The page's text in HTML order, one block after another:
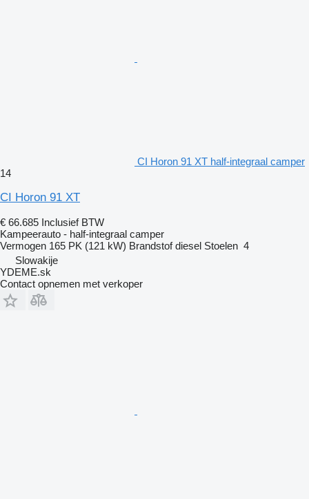
CI Horon 91 XT half-integraal camper
14
CI Horon 91 XT
€ 66.685 Inclusief BTW
Kampeerauto - half-integraal camper
Vermogen 165 PK (121 kW) Brandstof diesel Stoelen 4
Slowakije
YDEME.sk
Contact opnemen met verkoper